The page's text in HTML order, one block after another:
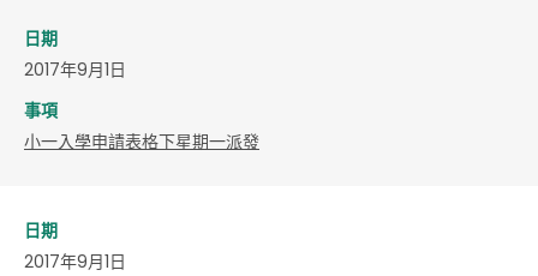
日期
2017年9月1日
事項
小一入學申請表格下星期一派發
日期
2017年9月1日